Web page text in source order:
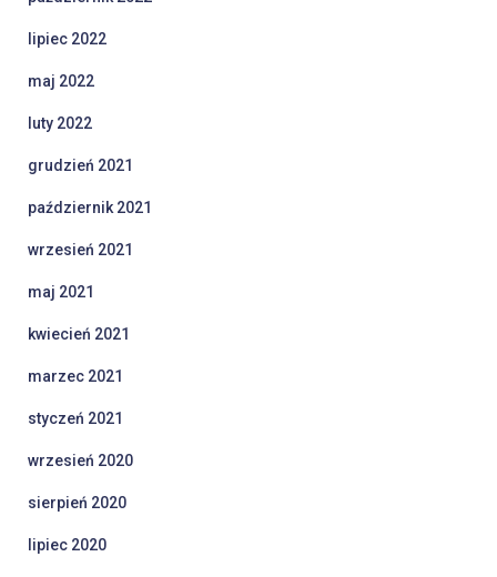
lipiec 2022
maj 2022
luty 2022
grudzień 2021
październik 2021
wrzesień 2021
maj 2021
kwiecień 2021
marzec 2021
styczeń 2021
wrzesień 2020
sierpień 2020
lipiec 2020